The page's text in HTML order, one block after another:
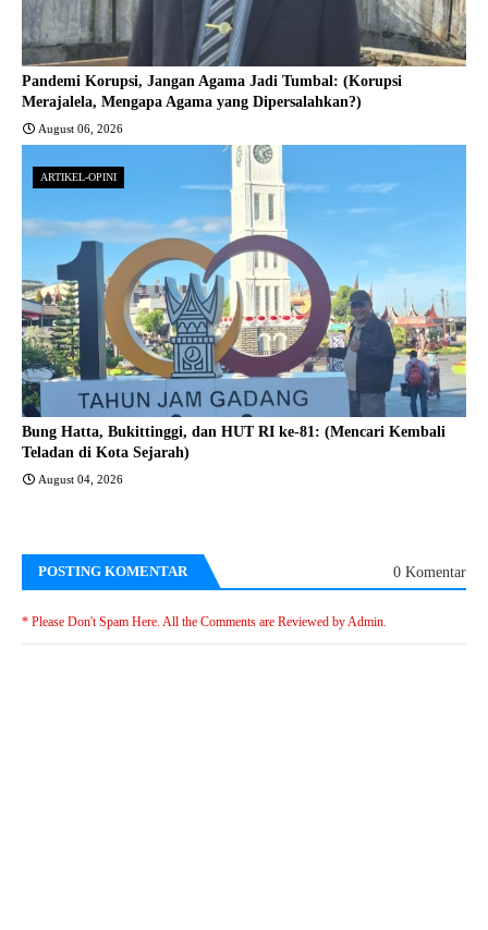
Pandemi Korupsi, Jangan Agama Jadi Tumbal: (Korupsi
Merajalela, Mengapa Agama yang Dipersalahkan?)
August 06, 2026
ARTIKEL-OPINI
Bung Hatta, Bukittinggi, dan HUT RI ke-81: (Mencari Kembali
Teladan di Kota Sejarah)
August 04, 2026
POSTING KOMENTAR 0 Komentar
* Please Don't Spam Here. All the Comments are Reviewed by Admin.